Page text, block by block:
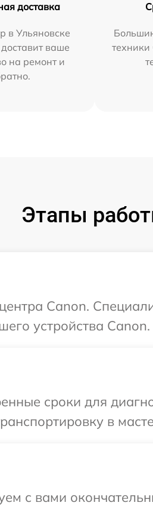
доставка
в Ульяновске
ваше
на ремонт и
Этапы
Canon.
устройства Canon.
сроки для
в
с вами